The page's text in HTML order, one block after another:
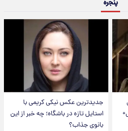
پنجره
جدیدترین عکس نیکی کریمی با
استایل تازه در باشگاه؛ چه خبر از این
بانوی جذاب؟